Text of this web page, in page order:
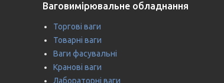
Ваговимірювальне обладнання
Торгові ваги
Товарні ваги
Ваги фасувальні
Кранові ваги
Лабораторні ваги